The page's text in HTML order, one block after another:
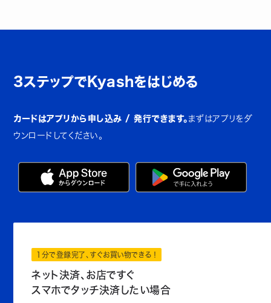
3ステップでKyashをはじめる
カードはアプリから申し込み / 発行できます。 まずはアプリをダ
ウンロードしてください。
1分で登録完了、すぐお買い物できる！
ネット決済、お店ですぐ
スマホでタッチ決済したい場合